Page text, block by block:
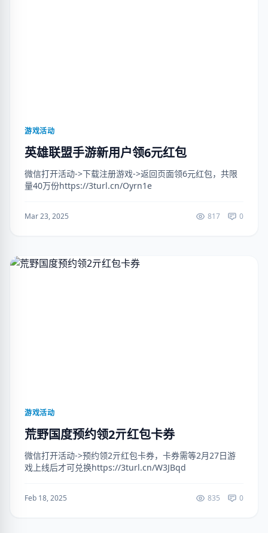
游戏活动
英雄联盟手游新用户领6元红包
微信打开活动->下载注册游戏->返回页面领6元红包，共限
量40万份https://3turl.cn/Oyrn1e
Mar 23, 2025 817 0
游戏活动
荒野国度预约领2亓红包卡券
微信打开活动->预约领2亓红包卡券，卡券需等2月27日游
戏上线后才可兑换https://3turl.cn/W3JBqd
Feb 18, 2025 835 0